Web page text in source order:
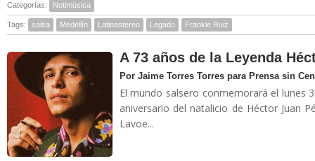
Categorías: Notimúsica
Tags: salsa Medellín Latinastereo Legado Frankie Ruiz
A 73 años de la Leyenda
Por Jaime Torres Torres para Prensa sin
El mundo salsero conmemorará el lunes
aniversario del natalicio de Héctor Juan
Lavoe...